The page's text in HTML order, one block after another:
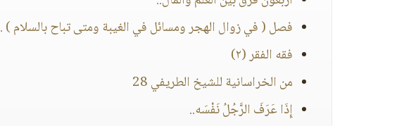
فصل ( في زوال الهجر ومسائل في الغيبة ومتى تباح بالسلام ) .
فقه الفقر (٢)
من الخراسانية للشيخ الطريفي 28
إِذَا عَرَفَ الرَّجُلُ نَفْسَه..